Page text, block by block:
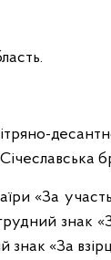
«За
знак
«За